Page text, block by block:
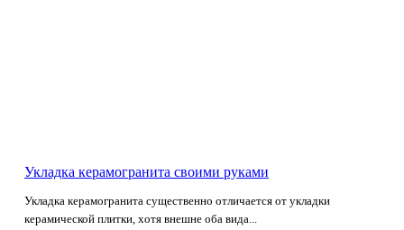
Укладка керамогранита своими руками
Укладка керамогранита существенно отличается от укладки
керамической плитки, хотя внешне оба вида...